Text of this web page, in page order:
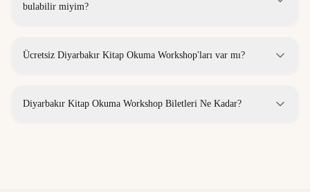
bulabilir miyim?
Ücretsiz Diyarbakır Kitap Okuma Workshop'ları var mı?
Diyarbakır Kitap Okuma Workshop Biletleri Ne Kadar?